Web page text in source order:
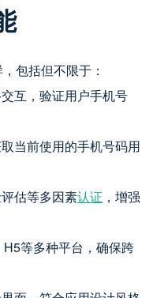
包括但不限于：
互，验证用户手机号
当前使用的手机号码用
估等多因素认证 ，增强
等多种平台，确保跨